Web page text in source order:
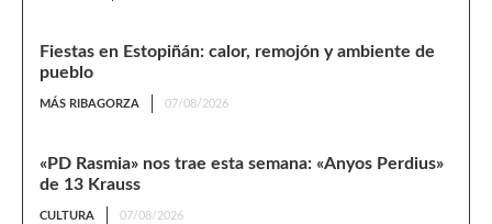
Fiestas en Estopiñán: calor, remojón y ambiente de
pueblo
MÁS RIBAGORZA 07/08/2026
«PD Rasmia» nos trae esta semana: «Anyos Perdius»
de 13 Krauss
CULTURA 07/08/2026